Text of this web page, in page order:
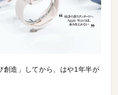
創造」してから、はや1年半が